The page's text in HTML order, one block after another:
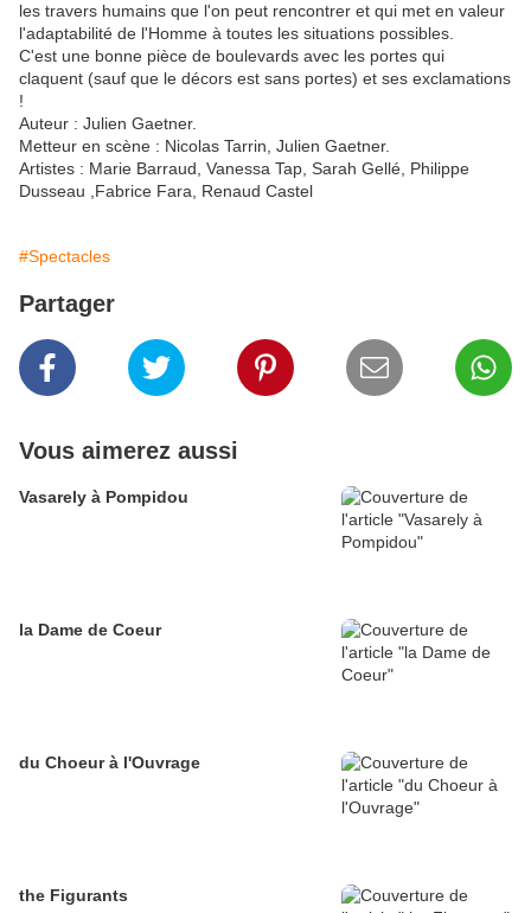
les travers humains que l'on peut rencontrer et qui met en valeur
l'adaptabilité de l'Homme à toutes les situations possibles.
C'est une bonne pièce de boulevards avec les portes qui
claquent (sauf que le décors est sans portes) et ses exclamations
!
Auteur : Julien Gaetner.
Metteur en scène : Nicolas Tarrin, Julien Gaetner.
Artistes : Marie Barraud, Vanessa Tap, Sarah Gellé, Philippe
Dusseau ,Fabrice Fara, Renaud Castel
#Spectacles
Partager
Vous aimerez aussi
Vasarely à Pompidou
la Dame de Coeur
du Choeur à l'Ouvrage
the Figurants